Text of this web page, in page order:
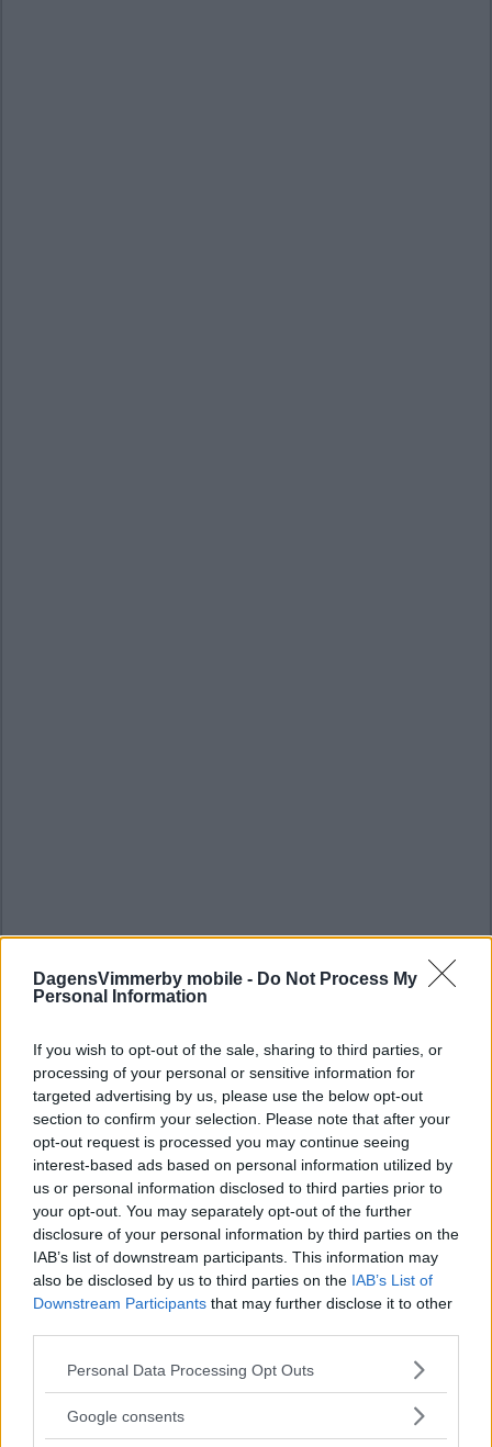
DagensVimmerby mobile - Do Not Process My
Personal Information
If you wish to opt-out of the sale, sharing to third parties, or
processing of your personal or sensitive information for
targeted advertising by us, please use the below opt-out
section to confirm your selection. Please note that after your
opt-out request is processed you may continue seeing
interest-based ads based on personal information utilized by
us or personal information disclosed to third parties prior to
your opt-out. You may separately opt-out of the further
disclosure of your personal information by third parties on the
IAB’s list of downstream participants. This information may
also be disclosed by us to third parties on the IAB’s List of
Downstream Participants that may further disclose it to other
Please note that this website/app uses one or more Google
not limited to your visit or usage behaviour. You may click to
Personal Data Processing Opt Outs
Google consents